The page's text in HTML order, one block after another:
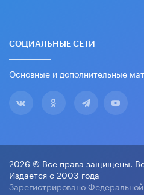
СОЦИАЛЬНЫЕ СЕТИ
Основные и дополнительные
2026 © Все права защищены.
Издается с 2003 года
Зарегистрировано